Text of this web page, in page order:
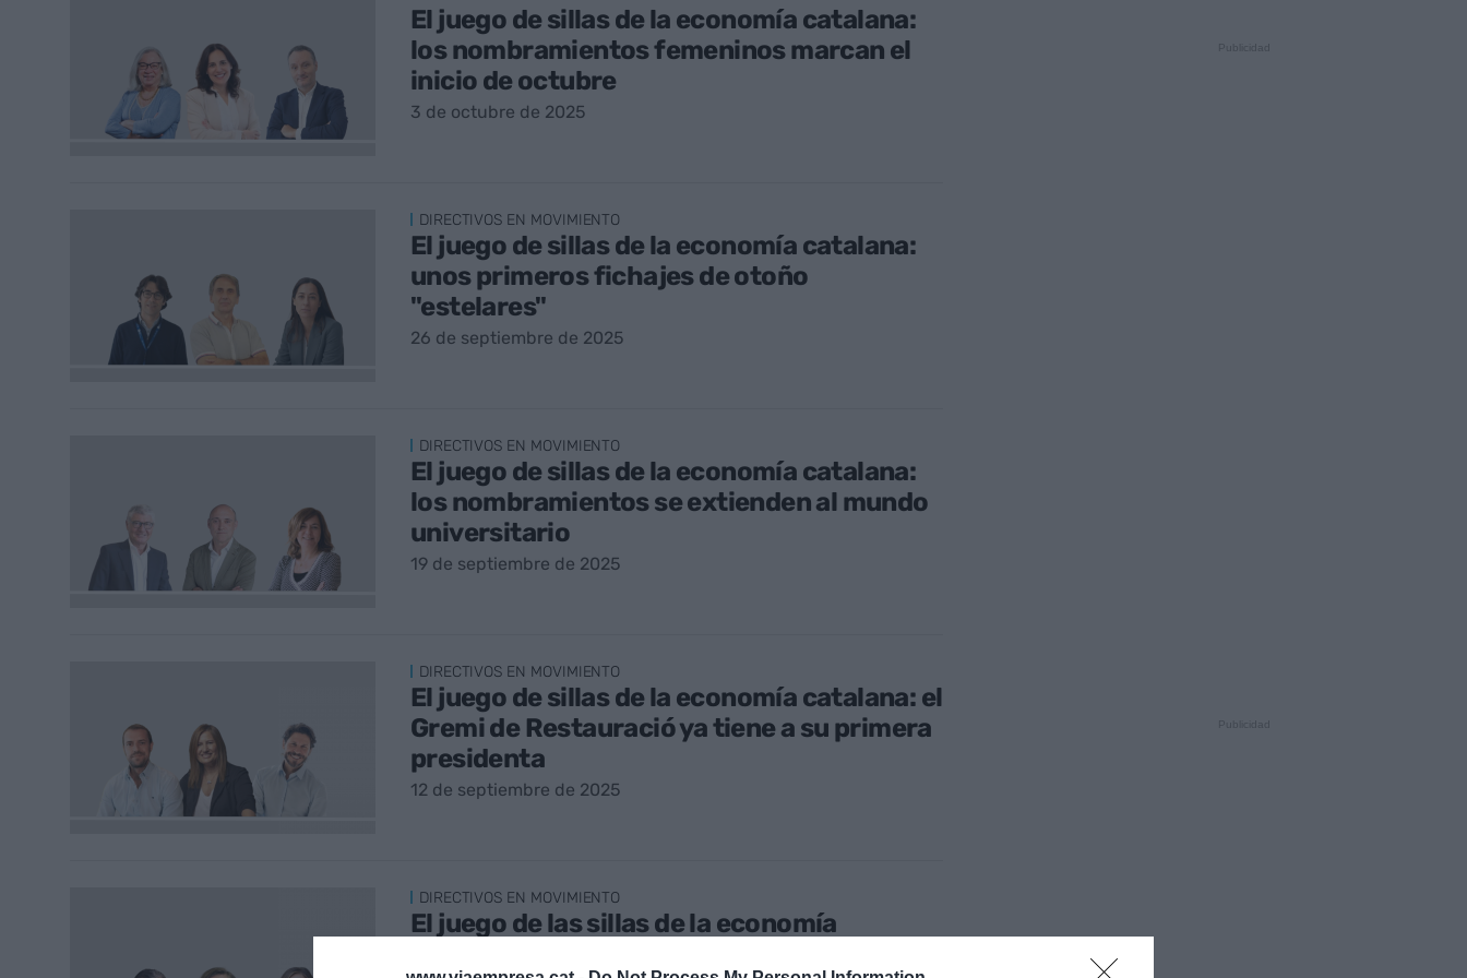
El juego de sillas de la economía catalana:
los nombramientos femeninos marcan el
inicio de octubre
3 de octubre de 2025
DIRECTIVOS EN MOVIMIENTO
El juego de sillas de la economía catalana:
unos primeros fichajes de otoño
"estelares"
26 de septiembre de 2025
DIRECTIVOS EN MOVIMIENTO
El juego de sillas de la economía catalana:
los nombramientos se extienden al mundo
universitario
19 de septiembre de 2025
DIRECTIVOS EN MOVIMIENTO
El juego de sillas de la economía catalana: el
Gremi de Restauració ya tiene a su primera
presidenta
12 de septiembre de 2025
DIRECTIVOS EN MOVIMIENTO
El juego de las sillas de la economía